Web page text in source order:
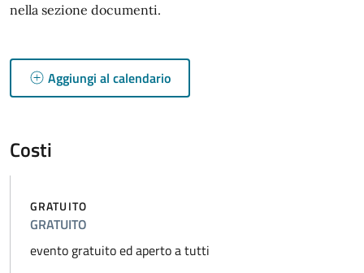
nella sezione documenti.
Aggiungi al calendario
Costi
GRATUITO
GRATUITO
evento gratuito ed aperto a tutti